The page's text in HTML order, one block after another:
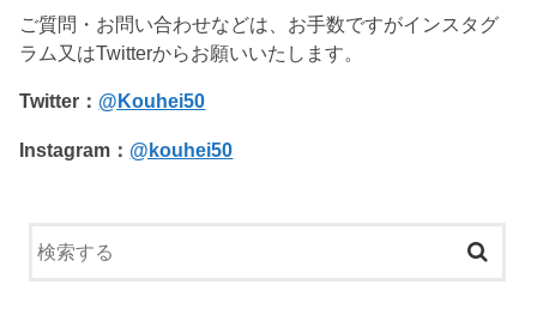
ご質問・お問い合わせなどは、お手数ですがインスタグ
ラム又はTwitterからお願いいたします。
Twitter： @Kouhei50
Instagram： @kouhei50